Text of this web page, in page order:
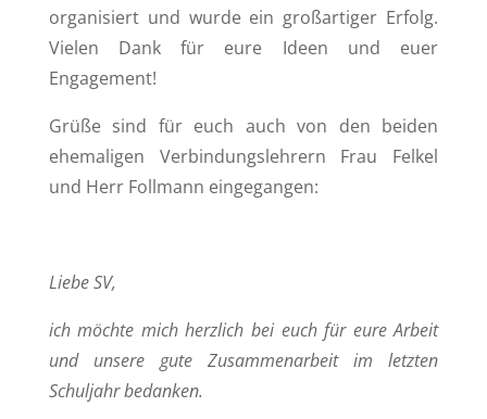
organisiert und wurde ein großartiger Erfolg.
Vielen Dank für eure Ideen und euer
Engagement!
Grüße sind für euch auch von den beiden
ehemaligen Verbindungslehrern Frau Felkel
und Herr Follmann eingegangen:
Liebe SV,
ich möchte mich herzlich bei euch für eure Arbeit
und unsere gute Zusammenarbeit im letzten
Schuljahr bedanken.